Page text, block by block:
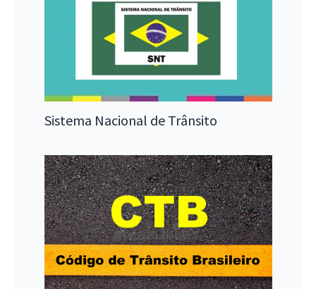
Sistema Nacional de Trânsito